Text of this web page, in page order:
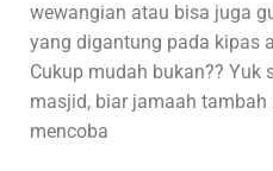
wewangian atau bisa juga
yang digantung pada kipas
Cukup mudah bukan?? Yuk
masjid, biar jamaah
mencoba